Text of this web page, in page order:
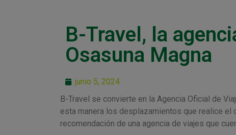
B-Travel, la
Osasuna Magna
junio 5, 2024
B-Travel se convierte en la Agencia Oficial de
esta manera los desplazamientos que realice el
recomendación de una agencia de viajes que